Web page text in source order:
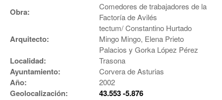
Obra:
Comedores de trabajadores de la
Factoría de Avilés
Arquitecto:
tectum/ Constantino Hurtado
Mingo Mingo, Elena Prieto
Palacios y Gorka López Pérez
Localidad: Trasona
Ayuntamiento: Corvera de Asturias
Año: 2002
Geolocalización:
43.553 -5.876